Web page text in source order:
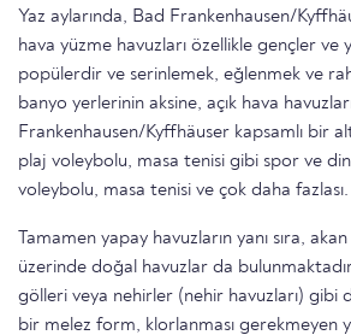
Yaz aylarında, Bad Frankenhausen/
hava yüzme havuzları özellikle gençler ve
popülerdir ve serinlemek, eğlenmek ve
banyo yerlerinin aksine, açık hava
Frankenhausen/Kyffhäuser kapsamlı bir
plaj voleybolu, masa tenisi gibi spor ve
voleybolu, masa tenisi ve çok daha fazlası.
Tamamen yapay havuzların yanı sıra,
üzerinde doğal havuzlar da
gölleri veya nehirler (nehir havuzları) gibi
bir melez form, klorlanması gerekmeyen